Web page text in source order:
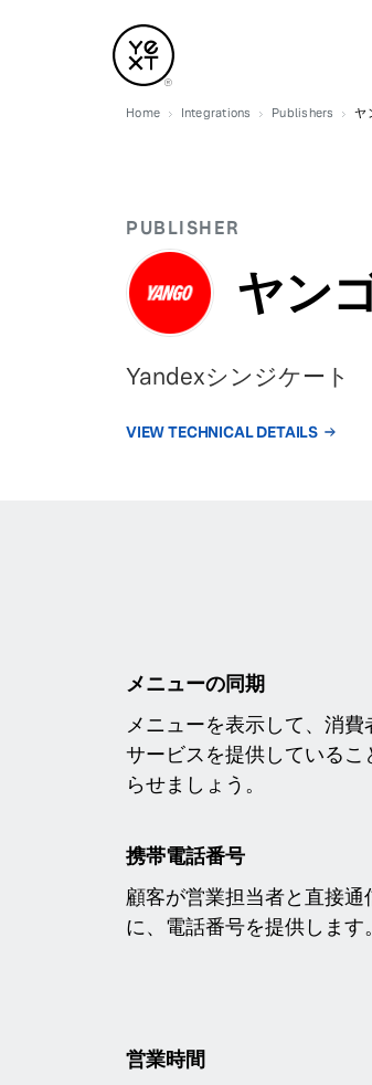
Home Integrations Publishers ヤ
PUBLISHER
ヤン
Yandexシンジケート
VIEW TECHNICAL DETAILS
メニューの同期
メニューを表示して、消費
サービスを提供しているこ
らせましょう。
携帯電話番号
顧客が営業担当者と直接通
に、電話番号を提供します。
営業時間